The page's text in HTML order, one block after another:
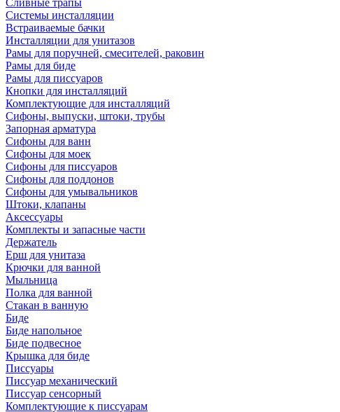
Сливные трапы
Системы инсталляции
Встраиваемые бачки
Инсталляции для унитазов
Рамы для поручней, смесителей, раковин
Рамы для биде
Рамы для писсуаров
Кнопки для инсталляций
Комплектующие для инсталляций
Сифоны, выпуски, штоки, трубы
Запорная арматура
Сифоны для ванн
Сифоны для моек
Сифоны для писсуаров
Сифоны для поддонов
Сифоны для умывальников
Штоки, клапаны
Аксессуары
Комплекты и запасные части
Держатель
Ерш для унитаза
Крючки для ванной
Мыльница
Полка для ванной
Стакан в ванную
Биде
Биде напольное
Биде подвесное
Крышка для биде
Писсуары
Писсуар механический
Писсуар сенсорный
Комплектующие к писсуарам